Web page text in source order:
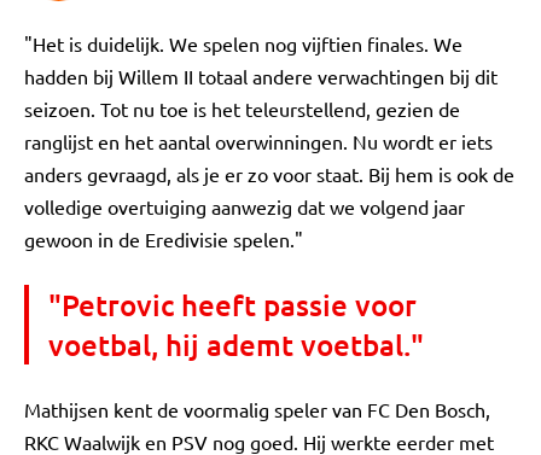
"Het is duidelijk. We spelen nog vijftien finales. We
hadden bij Willem II totaal andere verwachtingen bij dit
seizoen. Tot nu toe is het teleurstellend, gezien de
ranglijst en het aantal overwinningen. Nu wordt er iets
anders gevraagd, als je er zo voor staat. Bij hem is ook de
volledige overtuiging aanwezig dat we volgend jaar
gewoon in de Eredivisie spelen."
"Petrovic heeft passie voor
voetbal, hij ademt voetbal."
Mathijsen kent de voormalig speler van FC Den Bosch,
RKC Waalwijk en PSV nog goed. Hij werkte eerder met